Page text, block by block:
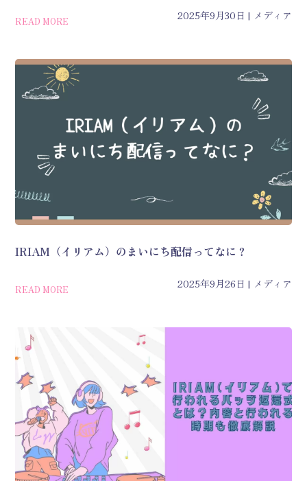
2025年9月30日 メディア
READ MORE
2025年9月26日 メディア
IRIAM（イリアム）のまいにち配信ってなに？
READ MORE